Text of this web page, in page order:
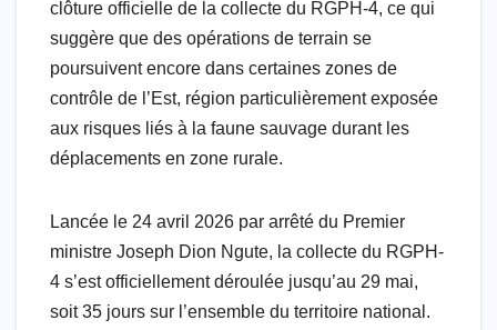
clôture officielle de la collecte du RGPH-4, ce qui
suggère que des opérations de terrain se
poursuivent encore dans certaines zones de
contrôle de l’Est, région particulièrement exposée
aux risques liés à la faune sauvage durant les
déplacements en zone rurale.
Lancée le 24 avril 2026 par arrêté du Premier
ministre Joseph Dion Ngute, la collecte du RGPH-
4 s’est officiellement déroulée jusqu’au 29 mai,
soit 35 jours sur l’ensemble du territoire national.